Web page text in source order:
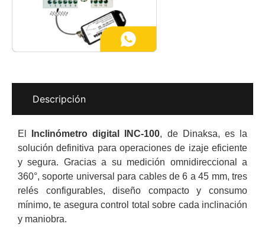
Descripción
El Inclinómetro digital INC-100, de Dinaksa, es la
solución definitiva para operaciones de izaje eficiente
y segura. Gracias a su medición omnidireccional a
360°, soporte universal para cables de 6 a 45 mm, tres
relés configurables, diseño compacto y consumo
mínimo, te asegura control total sobre cada inclinación
y maniobra.